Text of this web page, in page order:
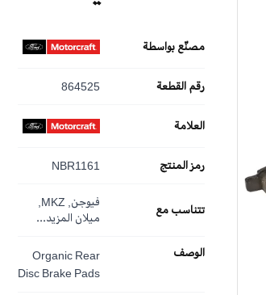
مصنّع بواسطة
رقم القطعة 864525
العلامة
رمز المنتج NBR1161
تتناسب مع
ميلان المزيد...
الوصف
Organic Rear
Disc Brake Pads